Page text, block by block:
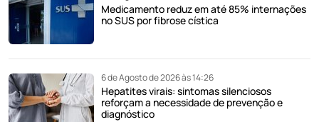
Medicamento reduz em até 85% internações
no SUS por fibrose cística
6 de Agosto de 2026 às 14:26
Hepatites virais: sintomas silenciosos
reforçam a necessidade de prevenção e
diagnóstico